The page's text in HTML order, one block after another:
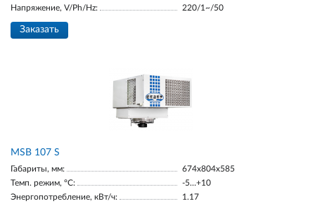
Напряжение, V/Ph/Hz:
220/1~/50
Заказать
MSB 107 S
Габариты, мм:
674х804х585
Темп. режим, °С:
-5…+10
Энергопотребление, кВт/ч:
1.17